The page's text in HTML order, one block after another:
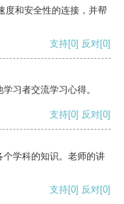
度和安全性的连接，并帮
支持[0] 反对[0]
习者交流学习心得。
支持[0] 反对[0]
学科的知识。老师的讲
支持[0] 反对[0]